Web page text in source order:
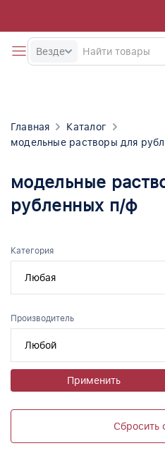
Везде
Главная
Каталог
модельные растворы для
модельные
рубленных п/ф
Категория
Производитель
Применить
Сбросить